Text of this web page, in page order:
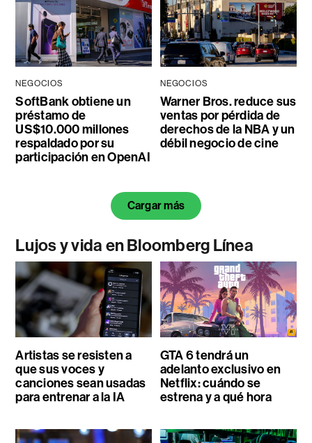
NEGOCIOS
SoftBank obtiene un
préstamo de
US$10.000 millones
respaldado por su
participación en OpenAI
NEGOCIOS
Warner Bros. reduce sus
ventas por pérdida de
derechos de la NBA y un
débil negocio de cine
Cargar más
Lujos y vida en Bloomberg Línea
Artistas se resisten a
que sus voces y
canciones sean usadas
para entrenar a la IA
GTA 6 tendrá un
adelanto exclusivo en
Netflix: cuándo se
estrena y a qué hora